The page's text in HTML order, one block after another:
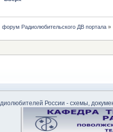
форум Радиолюбительского ДВ портала»